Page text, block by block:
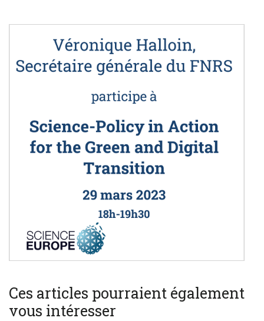
Ces articles pourraient également
vous intéresser